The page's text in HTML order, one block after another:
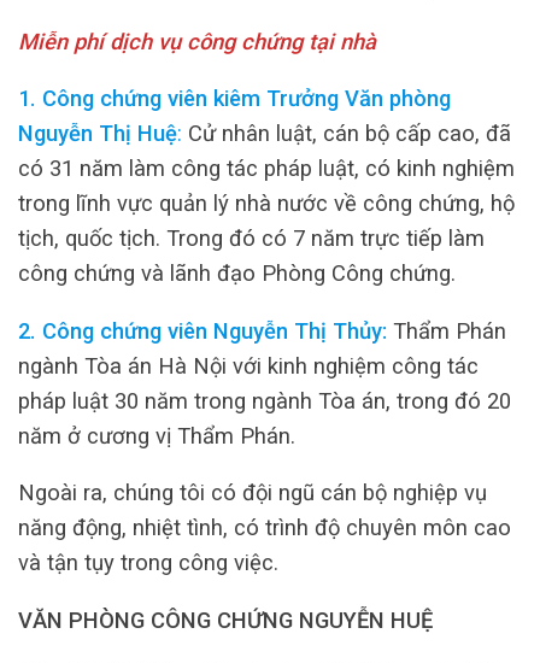
Miễn phí dịch vụ công chứng tại nhà
1. Công chứng viên kiêm Trưởng Văn phòng
Nguyễn Thị Huệ: Cử nhân luật, cán bộ cấp cao, đã
có 31 năm làm công tác pháp luật, có kinh nghiệm
trong lĩnh vực quản lý nhà nước về công chứng, hộ
tịch, quốc tịch. Trong đó có 7 năm trực tiếp làm
công chứng và lãnh đạo Phòng Công chứng.
2. Công chứng viên Nguyễn Thị Thủy: Thẩm Phán
ngành Tòa án Hà Nội với kinh nghiệm công tác
pháp luật 30 năm trong ngành Tòa án, trong đó 20
năm ở cương vị Thẩm Phán.
Ngoài ra, chúng tôi có đội ngũ cán bộ nghiệp vụ
năng động, nhiệt tình, có trình độ chuyên môn cao
và tận tụy trong công việc.
VĂN PHÒNG CÔNG CHỨNG NGUYỄN HUỆ